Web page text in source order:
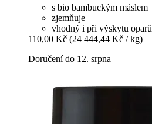
s bio bambuckým máslem
zjemňuje
vhodný i při výskytu oparů
110,00 Kč (24 444,44 Kč / kg)
Doručení do 12. srpna